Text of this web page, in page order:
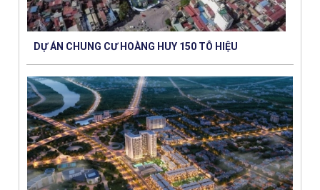
DỰ ÁN CHUNG CƯ HOÀNG HUY 150 TÔ HIỆU